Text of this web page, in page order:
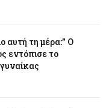
αυτή τη μέρα:” Ο
εντόπισε το